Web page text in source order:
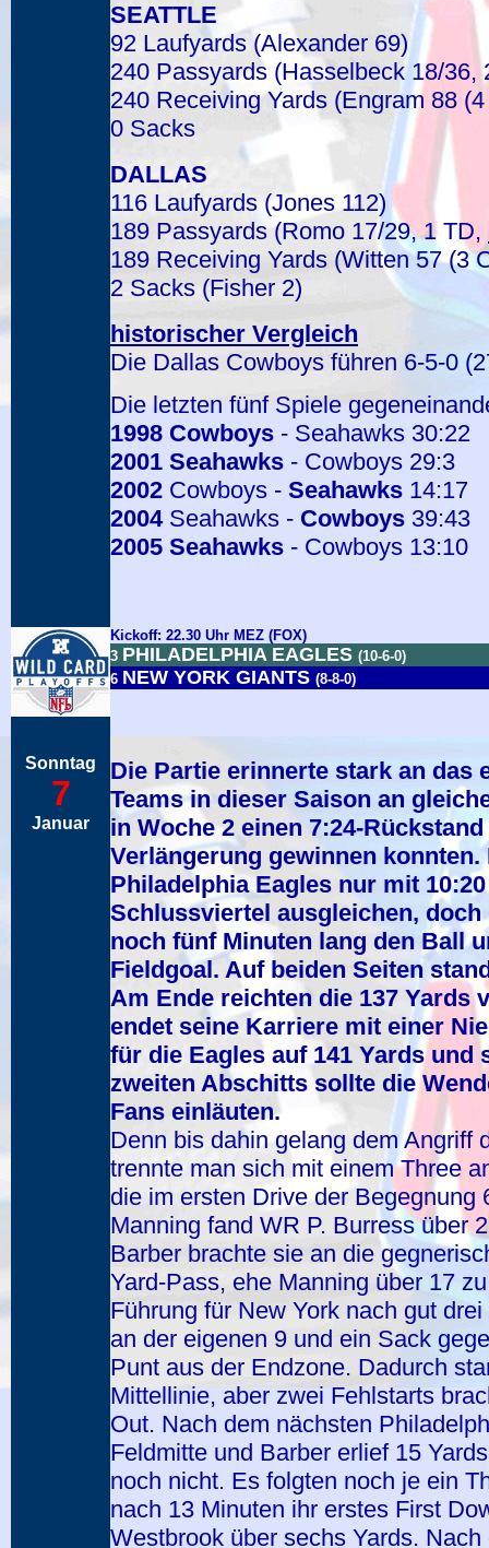
SEATTLE
92 Laufyards (Alexander 69)
240 Passyards (Hasselbeck 18/36,
240 Receiving Yards (Engram 88
0 Sacks
DALLAS
116 Laufyards (Jones 112)
189 Passyards (Romo 17/29, 1 TD,
189 Receiving Yards (Witten 57 (3
2 Sacks (Fisher 2)
historischer Vergleich
Die Dallas Cowboys führen 6-5-0
Die letzten fünf Spiele
1998 Cowboys - Seahawks 30:22
2001 Seahawks - Cowboys 29:3
2002 Cowboys - Seahawks 14:17
2004Seahawks - Cowboys 39:43
2005 Seahawks - Cowboys 13:10
Sonntag
7
Januar
Kickoff: 22.30 Uhr MEZ (FOX)
3 PHILADELPHIA EAGLES (10-6-0)
6 NEW YORK GIANTS (8-8-0)
Die Partie erinnerte stark an das
Teams in dieser Saison an
in Woche 2 einen 7:24-
Verlängerung gewinnen
Philadelphia Eagles nur mit
Schlussviertel ausgleichen,
noch fünf Minuten lang den Ball
Fieldgoal. Auf beiden Seiten
Am Ende reichten die 137 Yards
endet seine Karriere mit einer
für die Eagles auf 141 Yards und
zweiten Abschitts sollte die
Fans einläuten.
Denn bis dahin gelang dem Angriff
trennte man sich mit einem Three
die im ersten Drive der Begegnung
Manning fand WR P. Burress über
Barber brachte sie an die
Yard-Pass, ehe Manning über 17
Führung für New York nach gut
an der eigenen 9 und ein Sack
Punt aus der Endzone. Dadurch
Mittellinie, aber zwei Fehlstarts
Out. Nach dem nächsten
Feldmitte und Barber erlief 15
noch nicht. Es folgten noch je ein
nach 13 Minuten ihr erstes First
Westbrook über sechs Yards.